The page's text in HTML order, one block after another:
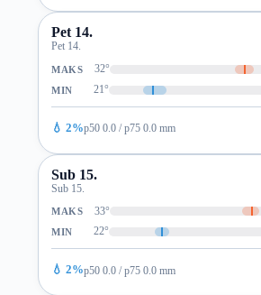
Pet 14.
Pet 14.
MAKS 32°
MIN 21°
💧 2%p50 0.0 / p75 0.0 mm
Sub 15.
Sub 15.
MAKS 33°
MIN 22°
💧 2%p50 0.0 / p75 0.0 mm